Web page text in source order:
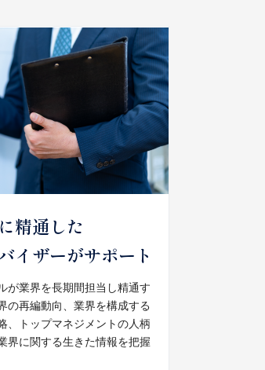
精通した
イザーがサポート
が業界を長期間担当し精通す
の再編動向、業界を構成する
、トップマネジメントの人柄
界に関する生きた情報を把握